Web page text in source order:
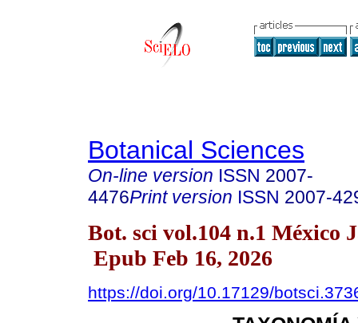
Botanical Sciences
On-line version ISSN 2007-
4476Print version ISSN 2007-
Bot. sci vol.104 n.1 México
Epub Feb 16, 2026
https://doi.org/10.17129/